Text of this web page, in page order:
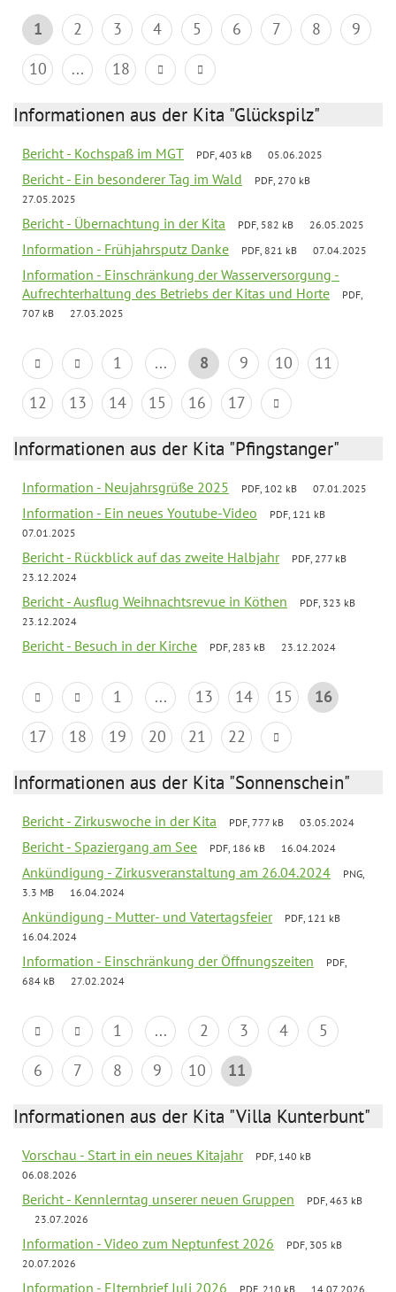
1 2 3 4 5 6 7 8
9
10
... 18
Informationen aus der Kita "Glückspilz"
Bericht - Kochspaß im MGT PDF, 403 kB 05.06.2025
Bericht - Ein besonderer Tag im Wald
PDF, 270 kB
27.05.2025
Bericht - Übernachtung in der Kita PDF, 582 kB 26.05.2025
Information - Frühjahrsputz Danke PDF, 821 kB 07.04.2025
Information - Einschränkung der Wasserversorgung -
Aufrechterhaltung des Betriebs der Kitas und Horte
PDF,
707 kB
27.03.2025
1 ... 8 9 10
11
12
13 14 15 16 17
Informationen aus der Kita "Pfingstanger"
Information - Neujahrsgrüße 2025 PDF, 102 kB 07.01.2025
Information - Ein neues Youtube-Video
PDF, 121 kB
07.01.2025
Bericht - Rückblick auf das zweite Halbjahr
PDF, 277 kB
23.12.2024
Bericht - Ausflug Weihnachtsrevue in Köthen
PDF, 323 kB
23.12.2024
Bericht - Besuch in der Kirche PDF, 283 kB 23.12.2024
1 ... 13 14 15
16
17
18 19 20 21 22
Informationen aus der Kita "Sonnenschein"
Bericht - Zirkuswoche in der Kita PDF, 777 kB 03.05.2024
Bericht - Spaziergang am See PDF, 186 kB 16.04.2024
Ankündigung - Zirkusveranstaltung am 26.04.2024
PNG,
3.3 MB
16.04.2024
Ankündigung - Mutter- und Vatertagsfeier
PDF, 121 kB
16.04.2024
Information - Einschränkung der Öffnungszeiten
PDF,
684 kB
27.02.2024
1 ... 2 3 4
5
6
7 8 9 10 11
Informationen aus der Kita "Villa Kunterbunt"
Vorschau - Start in ein neues Kitajahr
PDF, 140 kB
06.08.2026
Bericht - Kennlerntag unserer neuen Gruppen
PDF, 463 kB
23.07.2026
Information - Video zum Neptunfest 2026
PDF, 305 kB
20.07.2026
Information - Elternbrief Juli 2026 PDF, 210 kB 14.07.2026